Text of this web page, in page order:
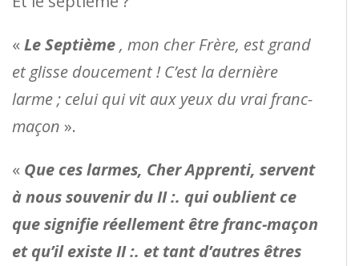
«Le Septième, mon cher Frère, est grand
et glisse doucement ! C’est la dernière
larme ; celui qui vit aux yeux du vrai franc-
maçon ».
« Que ces larmes, Cher Apprenti, servent
à nous souvenir du II :. qui oublient ce
que signifie réellement être franc-maçon
et qu’il existe II :. et tant d’autres êtres